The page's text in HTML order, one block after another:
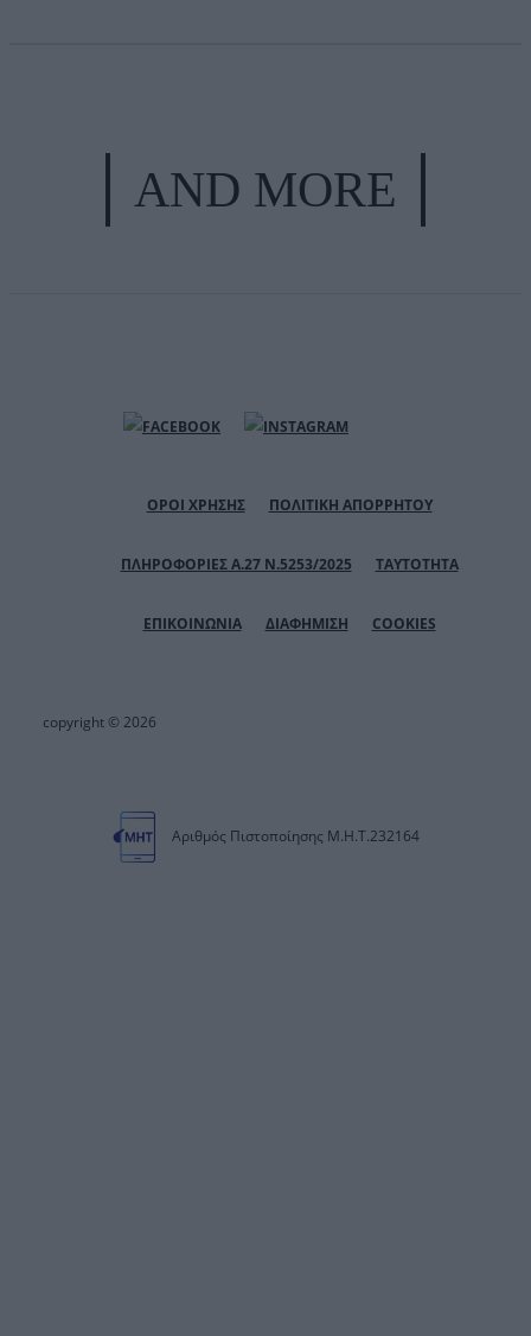
AND MORE
ΟΡΟΙ ΧΡΗΣΗΣ ΠΟΛΙΤΙΚΗ ΑΠΟΡΡΗΤΟΥ
ΠΛΗΡΟΦΟΡΙΕΣ Α.27 Ν.5253/2025 ΤΑΥΤΟΤΗΤΑ
ΕΠΙΚΟΙΝΩΝΙΑ ΔΙΑΦΗΜΙΣΗ COOKIES
copyright © 2026
Αριθμός Πιστοποίησης Μ.Η.Τ.232164